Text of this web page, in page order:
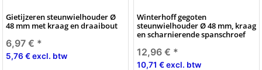
Gietijzeren steunwielhouder Ø
48 mm met kraag en draaibout
6,97 € *
5,76 € excl. btw
Winterhoff gegoten
steunwielhouder Ø 48 mm, kraag
en scharnierende spanschroef
12,96 € *
10,71 € excl. btw